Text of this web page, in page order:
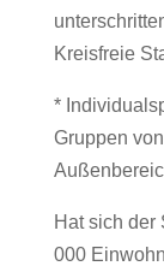
Kreisfreie
*
Gruppen
Hat sich der
000